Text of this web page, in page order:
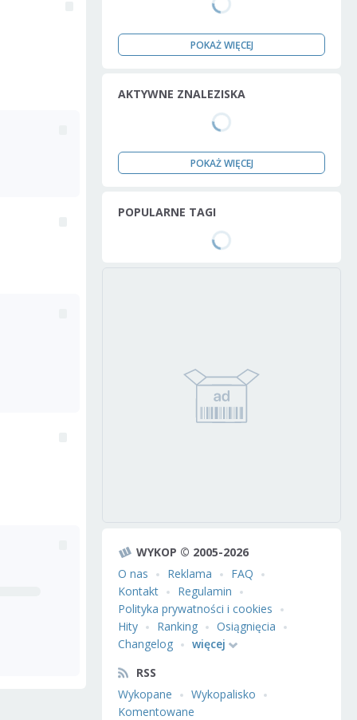
POKAŻ WIĘCEJ
AKTYWNE ZNALEZISKA
POKAŻ WIĘCEJ
POPULARNE TAGI
WYKOP © 2005-2026
O nas
Reklama
FAQ
Kontakt
Regulamin
Polityka prywatności i cookies
Hity
Ranking
Osiągnięcia
Changelog
więcej
RSS
Wykopane
Wykopalisko
Komentowane